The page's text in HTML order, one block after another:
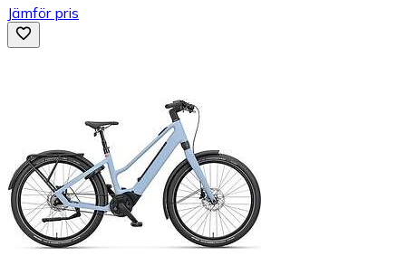
Jämför pris